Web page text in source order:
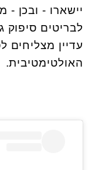
יישארו - ובכן -
לבריטים סיפוק
עדיין
האולטימטיבית.